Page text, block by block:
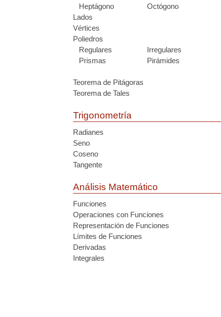
Heptágono
Octógono
Lados
Vértices
Poliedros
Regulares
Irregulares
Prismas
Pirámides
Teorema de Pitágoras
Teorema de Tales
Trigonometría
Radianes
Seno
Coseno
Tangente
Análisis Matemático
Funciones
Operaciones con Funciones
Representación de Funciones
Límites de Funciones
Derivadas
Integrales